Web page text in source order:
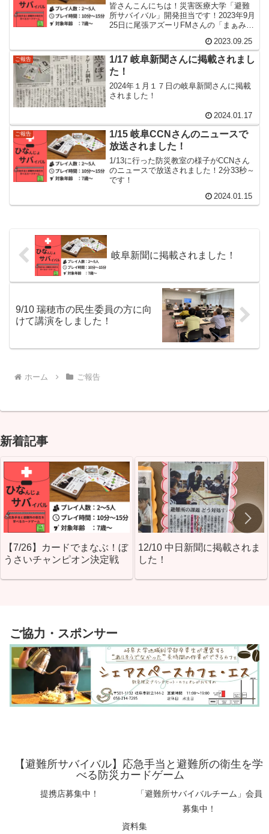
皆さんこんにちは！災害医療大学「避難
所サバイバル」開発担当です！2023年9月
25日に尾張アズーリFMさんの「まぁみぃ
ました！初めてのライブのような配信で
ちょっと緊張しましたが、とても楽しく
お...
2023.09.25
ご報告
1/17 岐阜新聞さんに掲載されまし
た！
2024年１月１７日の岐阜新聞さんに掲載
されました！
2024.01.17
ご報告
1/15 岐阜CCNさんのニュースで
放送されました！
1/13に行った防災教室の様子がCCNさん
のニュースで放送されました！2分33秒～
です！
2024.01.15
岐阜新聞に掲載されました！
9/10 瑞穂市の民生委員の方に向
けて講演をしました！
ホーム ご報告
新着記事
【7/26】カードでまなぶ！ぼ
うさいチャンピオン決定戦
12/10 中日新聞に掲載されま
した！
ご協力・スポンサー
【避難所サバイバル】応急手当と避難所の衛生を学
べる防災カードゲーム
提携店募集中！
「避難所サバイバルチーム」会員
募集中！
資料集